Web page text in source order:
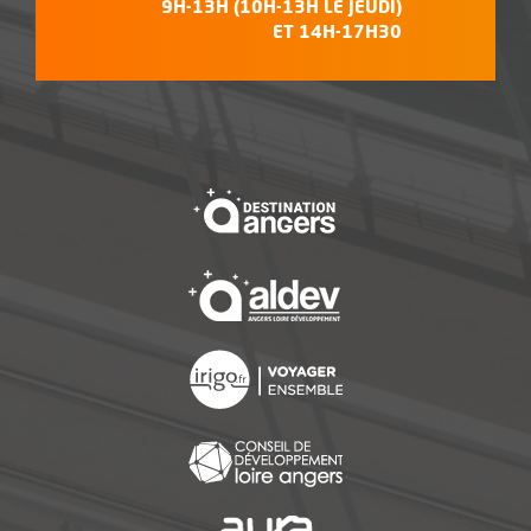
9H-13H (10H-13H LE JEUDI)
ET 14H-17H30